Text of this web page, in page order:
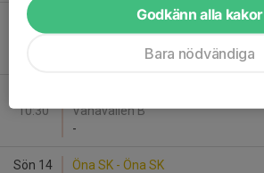
Lör 13
17:40
Vansbro AIK FK - Öna SK
Vanåvallen B
10:30
Vanåvallen B
-
Sön 14
Öna SK - Öna SK
Godkänn alla kakor
Bara nödvändiga